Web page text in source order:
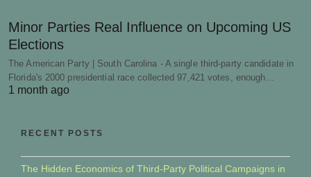
Minor Parties Real Influence on Upcoming US
Elections
The American Party | South Carolina - A single third-party candidate in
Florida's 2000 presidential race collected 97,421 votes, enough…
1 month ago
RECENT POSTS
The Hidden Economics of Third-Party Political Campaigns in